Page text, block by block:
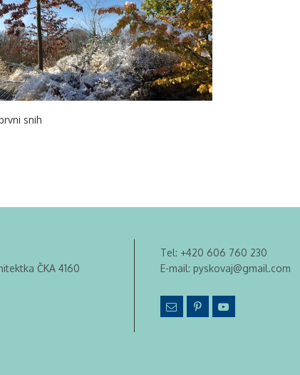
snih
ČKA 4160
Tel: +420 606 760 230
E-mail: pyskovaj@gmail.com